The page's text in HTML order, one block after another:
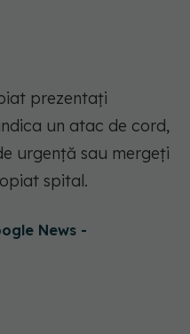
prezentați
un atac de cord,
urgență sau mergeți
spital.
News -